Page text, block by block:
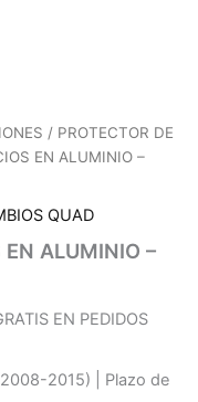
/ PROTECTOR DE
EN ALUMINIO –
QUAD
EN ALUMINIO –
EN PEDIDOS
2015) | Plazo de